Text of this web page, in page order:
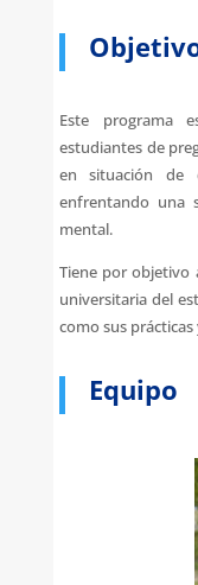
Este programa
estudiantes de
en situación de
enfrentando una
mental.
Tiene por objetivo
universitaria del
como sus
Equipo